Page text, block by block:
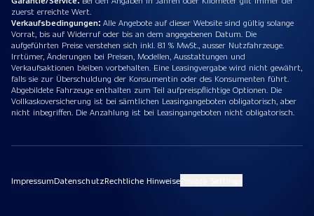
zuerst erreichte Wert.
Verkaufsbedingungen: Alle Angebote auf dieser Website sind gültig solange
Vorrat, bis auf Widerruf oder bis an dem angegebenen Datum. Die
aufgeführten Preise verstehen sich inkl. 8.1 % MwSt., ausser Nutzfahrzeuge.
Irrtümer, Änderungen bei Preisen, Modellen, Ausstattungen und
Verkaufsaktionen bleiben vorbehalten. Eine Leasingvergabe wird nicht gewährt,
falls sie zur Überschuldung der Konsumentin oder des Konsumenten führt.
Abgebildete Fahrzeuge enthalten zum Teil aufpreispflichtige Optionen. Die
Vollkaskoversicherung ist bei sämtlichen Leasingangeboten obligatorisch, aber
nicht inbegriffen. Die Anzahlung ist bei Leasingangeboten nicht obligatorisch.
ImpressumDatenschutzRechtliche Hinweise